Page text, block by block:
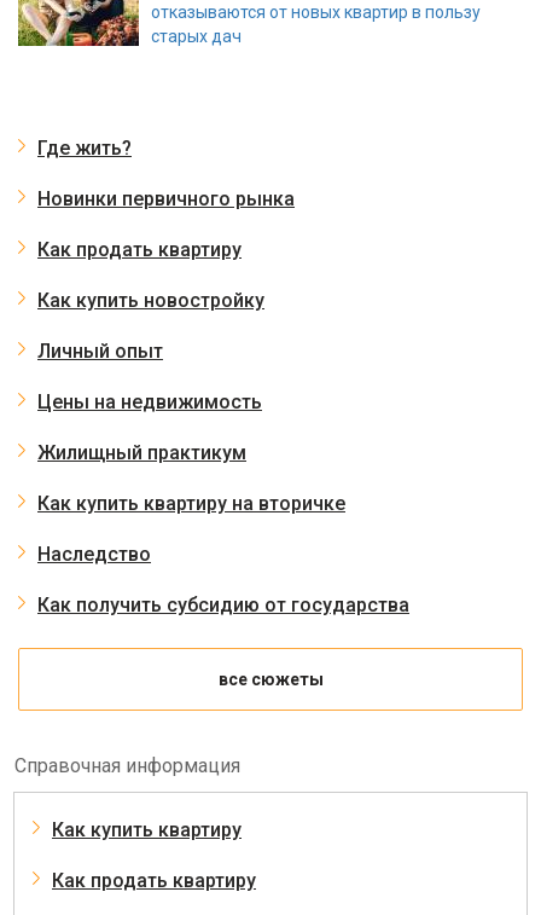
отказываются от новых квартир в пользу
старых дач
Где жить?
Новинки первичного рынка
Как продать квартиру
Как купить новостройку
Личный опыт
Цены на недвижимость
Жилищный практикум
Как купить квартиру на вторичке
Наследство
Как получить субсидию от государства
все сюжеты
Справочная информация
Как купить квартиру
Как продать квартиру